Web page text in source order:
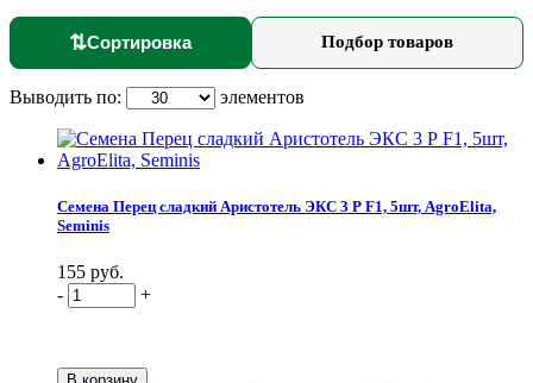
⇅Сортировка Подбор товаров
Выводить по: элементов
Семена Перец сладкий Аристотель ЭКС 3 Р F1, 5шт, AgroElita,
Seminis
155 руб.
-
+